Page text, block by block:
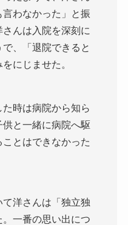
わなかった」と振
んは入院を深刻に
、「退院できると
にじませた。
時は病院から知ら
と一緒に病院へ駆
とはできなかった
洋さんは「独立独
一番の思い出につ